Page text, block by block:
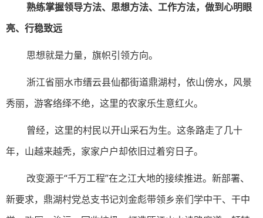
熟练掌握领导方法、思想方法、工作方法，做到心明眼
亮、行稳致远
思想就是力量，旗帜引领方向。
浙江省丽水市缙云县仙都街道鼎湖村，依山傍水，风景
秀丽，游客络绎不绝，这里的农家乐生意红火。
曾经，这里的村民以开山采石为生。这条路走了几十
年，山越来越秃，家家户户却依旧过着穷日子。
改变源于“千万工程”在之江大地的接续推进。新部署、
新要求，鼎湖村党总支书记刘金彪带领乡亲们学中干、干中